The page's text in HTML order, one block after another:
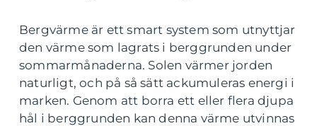
Bergvärme är ett smart system som utnyttjar
den värme som lagrats i berggrunden under
sommarmånaderna. Solen värmer jorden
naturligt, och på så sätt ackumuleras energi i
marken. Genom att borra ett eller flera djupa
hål i berggrunden kan denna värme utvinnas